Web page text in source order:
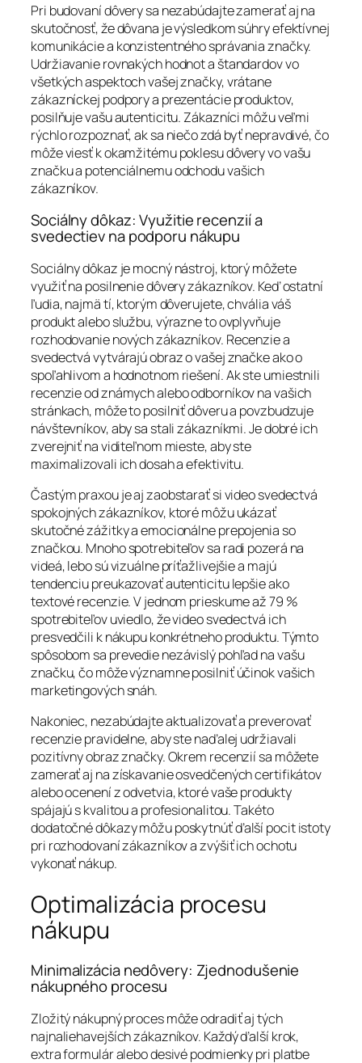
Pri budovaní dôvery sa nezabúdajte zamerať aj na
skutočnosť, že dôvana je výsledkom súhry efektívnej
komunikácie a konzistentného správania značky.
Udržiavanie rovnakých hodnot a štandardov vo
všetkých aspektoch vašej značky, vrátane
zákazníckej podpory a prezentácie produktov,
posilňuje vašu autenticitu. Zákazníci môžu veľmi
rýchlo rozpoznať, ak sa niečo zdá byť nepravdivé, čo
môže viesť k okamžitému poklesu dôvery vo vašu
značku a potenciálnemu odchodu vašich
zákazníkov.
Sociálny dôkaz: Využitie recenzií a
svedectiev na podporu nákupu
Sociálny dôkaz je mocný nástroj, ktorý môžete
využiť na posilnenie dôvery zákazníkov. Keď ostatní
ľudia, najmä tí, ktorým dôverujete, chvália váš
produkt alebo službu, výrazne to ovplyvňuje
rozhodovanie nových zákazníkov. Recenzie a
svedectvá vytvárajú obraz o vašej značke ako o
spoľahlivom a hodnotnom riešení. Ak ste umiestnili
recenzie od známych alebo odborníkov na vašich
stránkach, môže to posilniť dôveru a povzbudzuje
návštevníkov, aby sa stali zákazníkmi. Je dobré ich
zverejniť na viditeľnom mieste, aby ste
maximalizovali ich dosah a efektivitu.
Častým praxou je aj zaobstarať si video svedectvá
spokojných zákazníkov, ktoré môžu ukázať
skutočné zážitky a emocionálne prepojenia so
značkou. Mnoho spotrebiteľov sa radi pozerá na
videá, lebo sú vizuálne príťažlivejšie a majú
tendenciu preukazovať autenticitu lepšie ako
textové recenzie. V jednom prieskume až 79 %
spotrebiteľov uviedlo, že video svedectvá ich
presvedčili k nákupu konkrétneho produktu. Týmto
spôsobom sa prevedie nezávislý pohľad na vašu
značku, čo môže významne posilniť účinok vašich
marketingových snáh.
Nakoniec, nezabúdajte aktualizovať a preverovať
recenzie pravidelne, aby ste naďalej udržiavali
pozitívny obraz značky. Okrem recenzií sa môžete
zamerať aj na získavanie osvedčených certifikátov
alebo ocenení z odvetvia, ktoré vaše produkty
spájajú s kvalitou a profesionalitou. Takéto
dodatočné dôkazy môžu poskytnúť ďalší pocit istoty
pri rozhodovaní zákazníkov a zvýšiť ich ochotu
vykonať nákup.
Optimalizácia procesu
nákupu
Minimalizácia nedôvery: Zjednodušenie
nákupného procesu
Zložitý nákupný proces môže odradiť aj tých
najnaliehavejších zákazníkov. Každý ďalší krok,
extra formulár alebo desivé podmienky pri platbe